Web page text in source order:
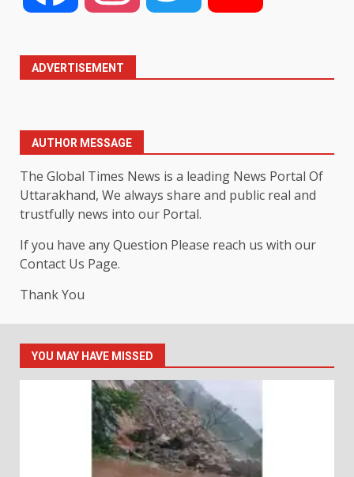
ADVERTISEMENT
AUTHOR MESSAGE
The Global Times News is a leading News Portal Of
Uttarakhand, We always share and public real and
trustfully news into our Portal.
If you have any Question Please reach us with our
Contact Us Page.
Thank You
YOU MAY HAVE MISSED